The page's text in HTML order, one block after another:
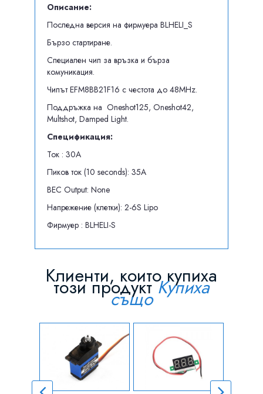
Описание:
Последна версия на фирмуера BLHELI_S
Бързо стартиране.
Специален чип за връзка и бърза
комуникация.
Чипът EFM8BB21F16 с честота до 48MHz.
Поддръжка на Oneshot125, Oneshot42,
Multshot, Damped Light.
Спецификация:
Ток : 30A
Пиков ток (10 seconds): 35A
BEC Output: None
Напрежение (клетки): 2-6S Lipo
Фирмуер : BLHELI-S
Клиенти, които купиха
този продуктКупиха
също